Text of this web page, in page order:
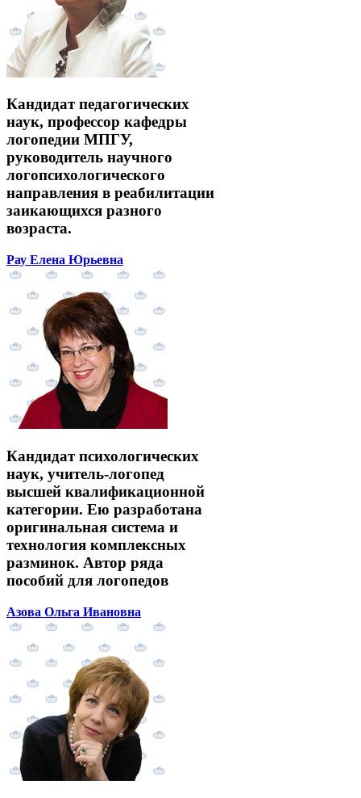
Кандидат педагогических
наук, профессор кафедры
логопедии МПГУ,
руководитель научного
логопсихологического
направления в реабилитации
заикающихся разного
возраста.
Рау Елена Юрьевна
Кандидат психологических
наук, учитель-логопед
высшей квалификационной
категории. Ею разработана
оригинальная система и
технология комплексных
разминок. Автор ряда
пособий для логопедов
Азова Ольга Ивановна